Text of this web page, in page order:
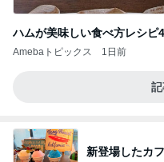
ハムが美味しい食べ方レシピ
Amebaトピックス 1日前
新登場したカ